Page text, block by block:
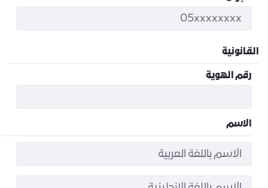
القانونية
رقم الهوية
الاسم